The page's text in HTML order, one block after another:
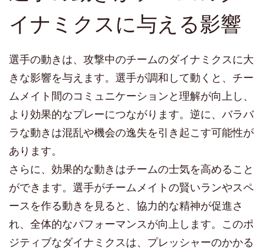
イナミクスに与える影響
選手の動きは、攻撃中のチームのダイナミクスに大
きな影響を与えます。選手が調和して動くと、チー
ムメイト間のコミュニケーションと理解が向上し、
より効果的なプレーにつながります。逆に、バラバ
ラな動きは混乱や機会の逸失を引き起こす可能性が
あります。
さらに、効果的な動きはチームの士気を高めること
ができます。選手がチームメイトの賢いランやスペ
ースを作る動きを見ると、協力的な精神が促進さ
れ、全体的なパフォーマンスが向上します。このポ
ジティブなダイナミクスは、プレッシャーのかかる